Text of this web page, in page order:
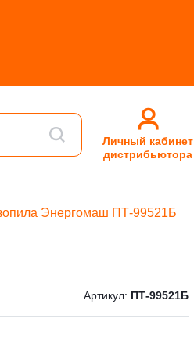
Личный кабинет
дистрибьютора
Энергомаш ПТ-99521Б
Артикул: ПТ-99521Б